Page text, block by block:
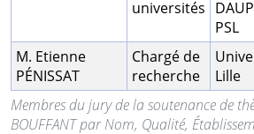
Membres du jury de la soutenance de
BOUFFANT par Nom, Qualité,
universités
PSL
M. Etienne
PÉNISSAT
Chargé de
recherche
Lille